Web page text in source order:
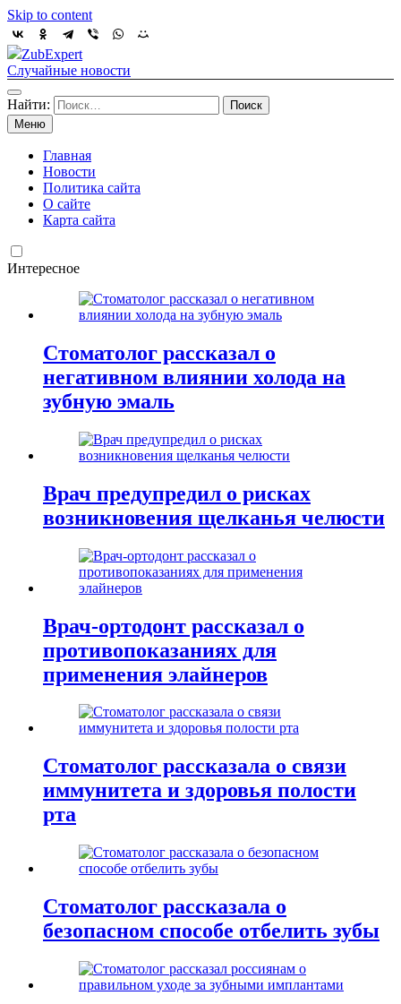
Skip to content
ZubExpert
Случайные новости
Найти:
Меню
Главная
Новости
Политика сайта
О сайте
Карта сайта
Интересное
Стоматолог рассказал о
негативном влиянии холода на
зубную эмаль
Врач предупредил о рисках
возникновения щелканья челюсти
Врач-ортодонт рассказал о
противопоказаниях для
применения элайнеров
Стоматолог рассказала о связи
иммунитета и здоровья полости
рта
Стоматолог рассказала о
безопасном способе отбелить зубы